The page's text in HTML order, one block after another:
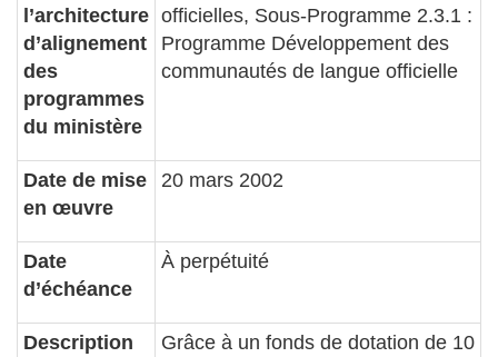
l’architecture
d’alignement
des
programmes
du ministère
officielles, Sous-Programme 2.3.1 :
Programme Développement des
communautés de langue officielle
Date de mise
en œuvre
20 mars 2002
Date
d’échéance
À perpétuité
Description
Grâce à un fonds de dotation de 10